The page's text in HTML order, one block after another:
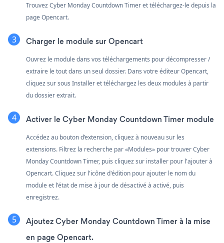
Trouvez Cyber Monday Countdown Timer et téléchargez-le depuis la
page Opencart.
Charger le module sur Opencart
Ouvrez le module dans vos téléchargements pour décompresser /
extraire le tout dans un seul dossier. Dans votre éditeur Opencart,
cliquez sur sous Installer et téléchargez les deux modules à partir
du dossier extrait.
Activer le Cyber Monday Countdown Timer module
Accédez au bouton d’extension, cliquez à nouveau sur les
extensions. Filtrez la recherche par «Modules» pour trouver Cyber
Monday Countdown Timer, puis cliquez sur installer pour l'ajouter à
Opencart. Cliquez sur l'icône d'édition pour ajouter le nom du
module et l'état de mise à jour de désactivé à activé, puis
enregistrez.
Ajoutez Cyber Monday Countdown Timer à la mise
en page Opencart.